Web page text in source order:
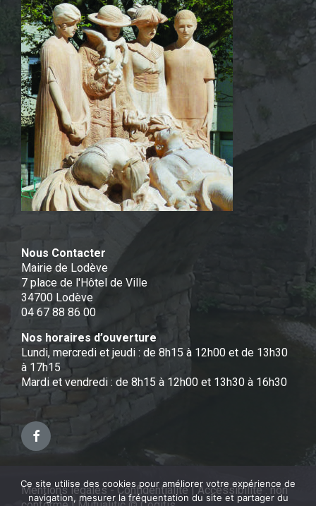
Nous Contacter
Mairie de Lodève
7 place de l'Hôtel de Ville
34700 Lodève
04 67 88 86 00
Nos horaires d’ouverture
Lundi, mercredi et jeudi : de 8h15 à 12h00 et de 13h30
à 17h15
Mardi et vendredi : de 8h15 à 12h00 et 13h30 à 16h30
Facebook
Mentions légales - Confidentialité|Accessibilité : non
Ce site utilise des cookies pour améliorer votre expérience de
navigation, mesurer la fréquentation du site et partager du